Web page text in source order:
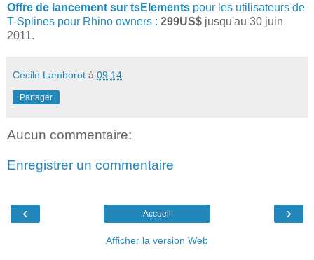
Offre de lancement sur tsElements pour les utilisateurs de
T-Splines pour Rhino owners : 299US$ jusqu'au 30 juin
2011.
Cecile Lamborot à 09:14
Partager
Aucun commentaire:
Enregistrer un commentaire
‹ ›
Accueil
Afficher la version Web